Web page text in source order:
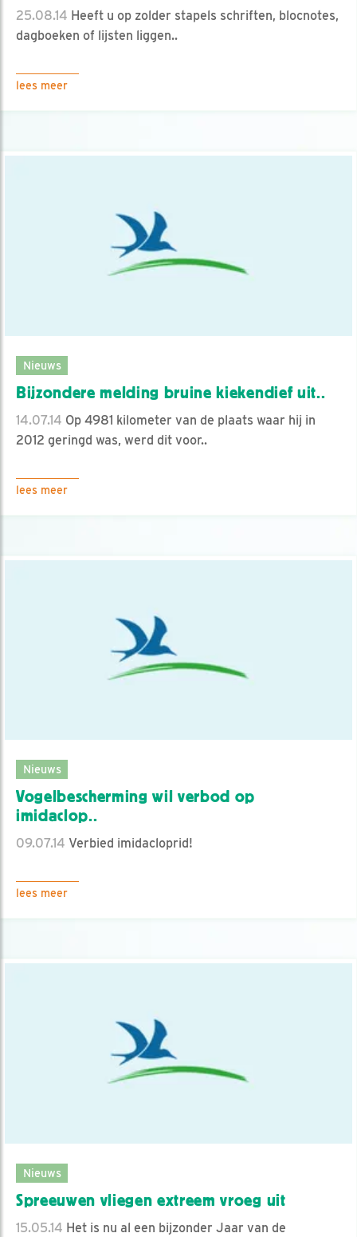
25.08.14 Heeft u op zolder stapels schriften, blocnotes,
dagboeken of lijsten liggen..
lees meer
Nieuws
Bijzondere melding bruine kiekendief uit..
14.07.14 Op 4981 kilometer van de plaats waar hij in
2012 geringd was, werd dit voor..
lees meer
Nieuws
Vogelbescherming wil verbod op
imidaclop..
09.07.14 Verbied imidacloprid!
lees meer
Nieuws
Spreeuwen vliegen extreem vroeg uit
15.05.14 Het is nu al een bijzonder Jaar van de